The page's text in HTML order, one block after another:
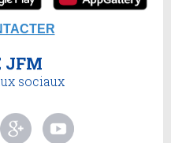
JFM
sociaux